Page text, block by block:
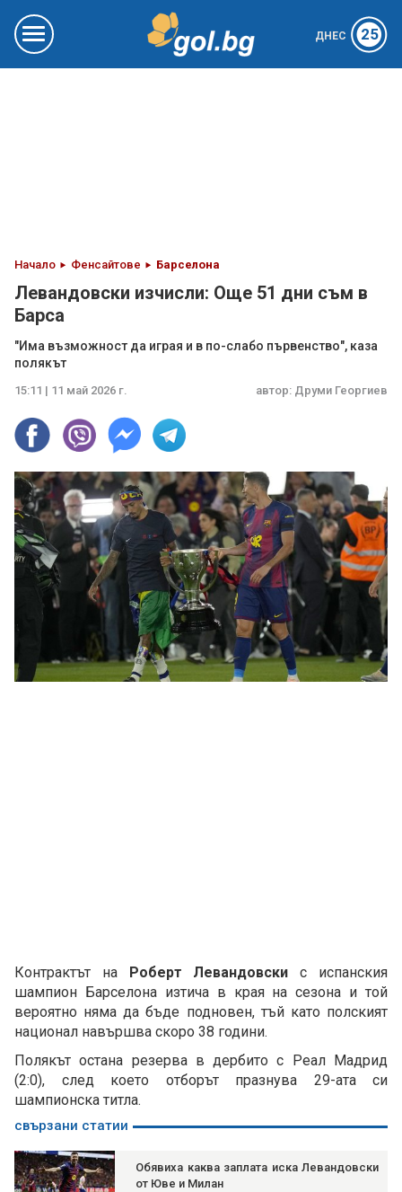
ДНЕС 25
Начало Фенсайтове Барселона
Левандовски изчисли: Още 51 дни съм в
Барса
"Има възможност да играя и в по-слабо първенство", каза
полякът
15:11 | 11 май 2026 г. автор: Друми Георгиев
Контрактът на Роберт Левандовски с испанския
шампион Барселона изтича в края на сезона и той
вероятно няма да бъде подновен, тъй като полският
национал навършва скоро 38 години.
Полякът остана резерва в дербито с Реал Мадрид
(2:0), след което отборът празнува 29-ата си
шампионска титла.
свързани статии
Обявиха каква заплата иска Левандовски
от Юве и Милан